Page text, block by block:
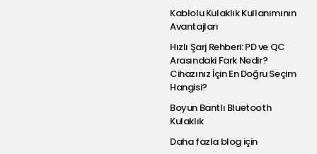
Kablolu Kulaklık Kullanımının
Avantajları
Hızlı Şarj Rehberi: PD ve QC
Arasındaki Fark Nedir?
Cihazınız İçin En Doğru Seçim
Hangisi?
Boyun Bantlı Bluetooth
Kulaklık
Daha fazla blog için